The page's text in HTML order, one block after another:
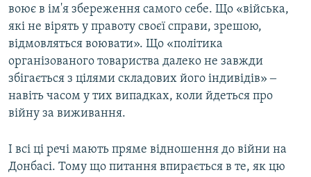
воює в ім'я збереження самого себе. Що «війська,
які не вірять у правоту своєї справи, зрешою,
відмовляться воювати». Що «політика
організованого товариства далеко не завжди
збігається з цілями складових його індивідів» ‒
навіть часом у тих випадках, коли йдеться про
війну за виживання.
І всі ці речі мають пряме відношення до війни на
Донбасі. Тому що питання впирається в те, як цю